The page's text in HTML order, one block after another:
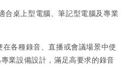
合桌上型電腦、筆記型電腦及專業
在各種錄音、直播或會議場景中使
專業設備設計，滿足高要求的錄音